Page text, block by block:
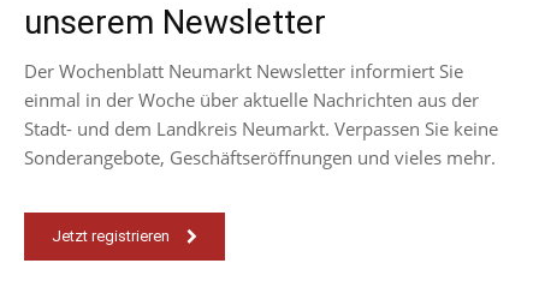
unserem Newsletter
Der Wochenblatt Neumarkt Newsletter informiert Sie
einmal in der Woche über aktuelle Nachrichten aus der
Stadt- und dem Landkreis Neumarkt. Verpassen Sie keine
Sonderangebote, Geschäftseröffnungen und vieles mehr.
Jetzt registrieren